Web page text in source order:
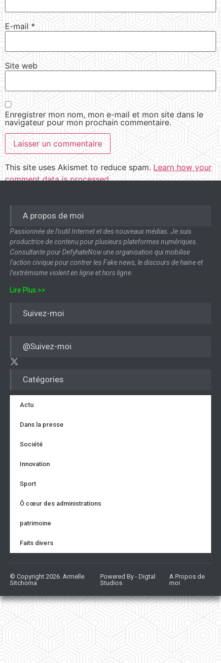
E-mail*
Site web
Enregistrer mon nom, mon e-mail et mon site dans le
navigateur pour mon prochain commentaire.
This site uses Akismet to reduce spam. Learn how your
comment data is processed.
Catégories
Actu
Dans la presse
Société
Innovation
Sport
Ô cœur des administrations
patrimoine
Faits divers
A propos de moi
Passionnée de l’outil Internet et des nouveaux médias. Je suis
productrice de contenu pour plusieurs plateformes numériques.
Consultante pour DefyhateNow une organisation qui mobilise
l’action civique pour contrer les Fake news, le discours de haine et
l’extrémisme violent en ligne et hors ligne.
Lire Plus >>
Suivez-moi
@Suivez-moi
© Copyright 2026. Armelle
Sitchoma
Powered By - Digtal
Studios
A Propos de
moi